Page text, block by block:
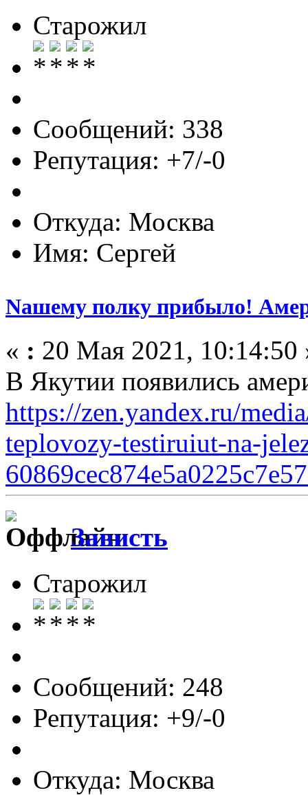
Старожил
Сообщений: 338
Репутация: +7/-0
Откуда: Москва
Имя: Сергей
Nашему полку прибыло!
« : 20 Мая 2021, 10:14:50
В Якутии появились
https://zen.yandex.ru/
teplovozy-testiruiut-na-
Зависть
Старожил
Сообщений: 248
Репутация: +9/-0
Откуда: Москва